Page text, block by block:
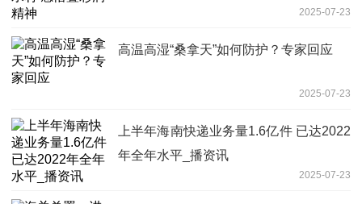
2025-07-23
高温高湿“桑拿天”如何防护？专家回应
2025-07-23
上半年海南快递业务量1.6亿件 已达2022
年全年水平_播资讯
2025-07-23